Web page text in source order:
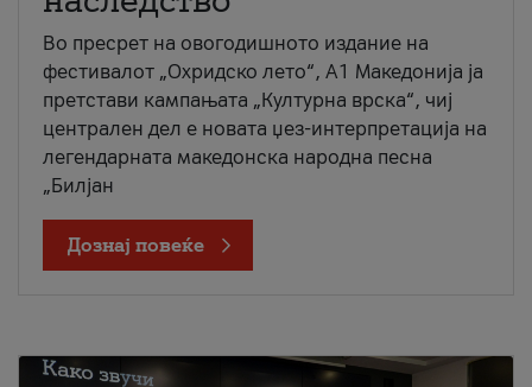
Во пресрет на овогодишното издание на
фестивалот „Охридско лето“, А1 Македонија ја
претстави кампањата „Културна врска“, чиј
централен дел е новата џез-интерпретација на
легендарната македонска народна песна
„Билјан
Дознај повеќе